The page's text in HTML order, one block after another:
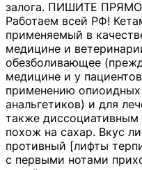
залога. ПИШИТЕ
Работаем всей РФ!
применяемый в
медицине и
обезболивающее
медицине и у
применению опиоидных
анальгетиков) и для
также
похож на сахар. Вкус
противный [лифты
с первыми нотами